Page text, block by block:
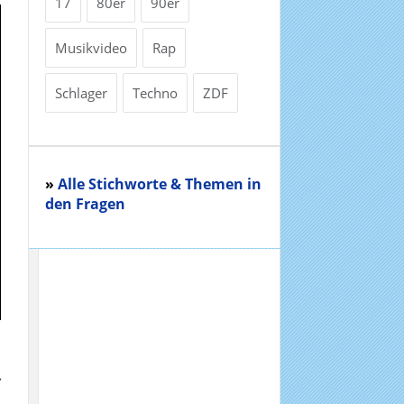
Musikvideo Rap
Schlager Techno ZDF
» Alle Stichworte & Themen in
den Fragen